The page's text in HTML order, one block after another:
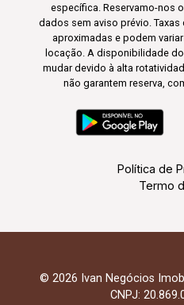
específica. Reservamo-nos
dados sem aviso prévio.
aproximadas e podem
locação. A disponibilidade
mudar devido à alta
não garantem reserva,
Política de
Termo
© 2026 Ivan Negócios
CNPJ: